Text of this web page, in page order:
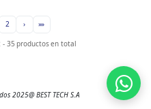
2 › »»
35 productos en total
2025@ BEST TECH S.A